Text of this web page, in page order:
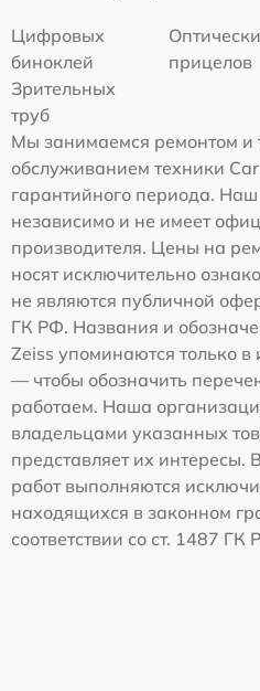
Цифровых
биноклей
прицелов
Зрительных
труб
Мы занимаемся ремонтом и
обслуживанием техники
гарантийного периода.
независимо и не имеет
производителя. Цены на
носят исключительно
не являются публичной
ГК РФ. Названия и
Zeiss упоминаются только
— чтобы обозначить
работаем. Наша
владельцами указанных
представляет их интересы.
работ выполняются
находящихся в законном
соответствии со ст. 1487 ГК